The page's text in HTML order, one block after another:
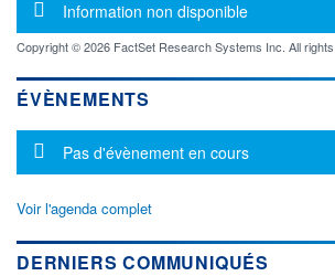
Message d'information
Information non disponible
Copyright © 2026 FactSet Research Systems Inc. All
ÉVÈNEMENTS
Message d'information
Pas d'évènement en cours
Voir l'agenda complet
DERNIERS COMMUNIQUÉS